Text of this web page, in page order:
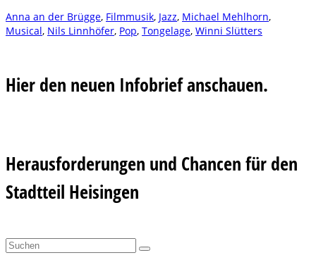
Anna an der Brügge, Filmmusik, Jazz, Michael Mehlhorn,
Musical, Nils Linnhöfer, Pop, Tongelage, Winni Slütters
Hier den neuen Infobrief anschauen.
Herausforderungen und Chancen für den
Stadtteil Heisingen
Suchen